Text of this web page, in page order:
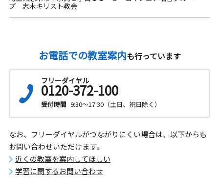
プ 志木キリスト教会
お電話での教室案内も行っています
フリーダイヤル
0120-372-100
受付時間 9:30～17:30（土日、祝日除く）
なお、フリーダイヤルがつながりにくい場合は、以下からも
お問い合わせいただけます。
近くの教室を案内してほしい
学習に関するお問い合わせ